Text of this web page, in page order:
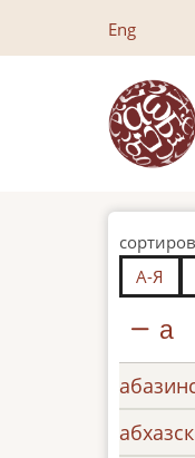
содержанию
Eng
А-Я
а